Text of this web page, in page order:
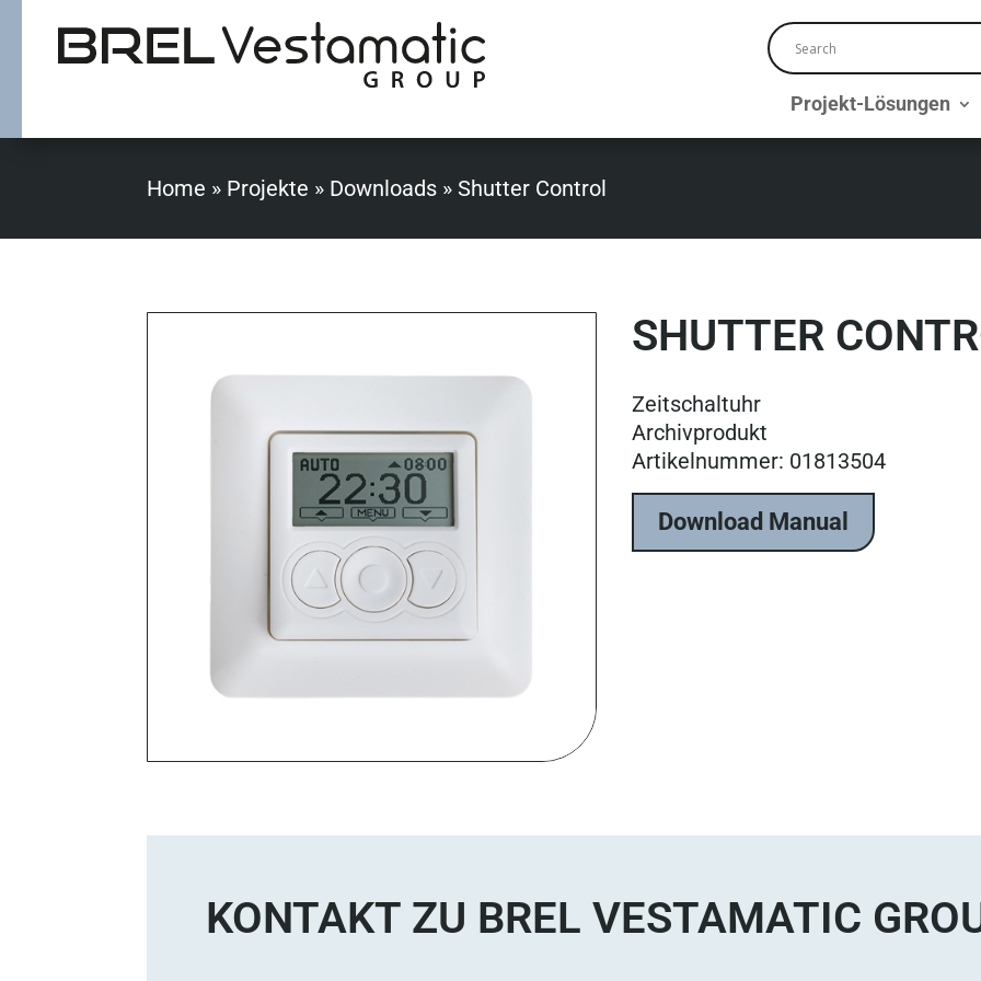
Projekt-Lösungen
Home » Projekte » Downloads »Shutter Control
SHUTTER
Zeitschaltuhr
Archivprodukt
Artikelnummer: 01813504
Download Manual
KONTAKT ZU BREL VESTAMATIC